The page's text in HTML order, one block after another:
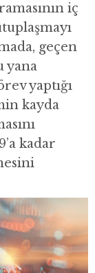
iç
geçen
yana
yaptığı
kayda
kadar